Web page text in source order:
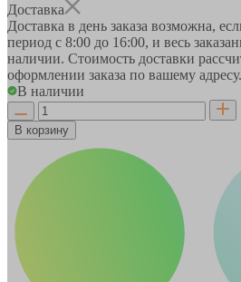
Доставка
Доставка в день заказа возможна,
период с 8:00 до 16:00, и весь
наличии. Стоимость доставки
оформлении заказа по вашему адресу.
В наличии
В корзину